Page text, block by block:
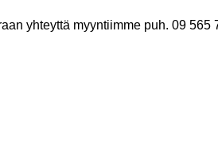
yhteyttä myyntiimme puh. 09 565